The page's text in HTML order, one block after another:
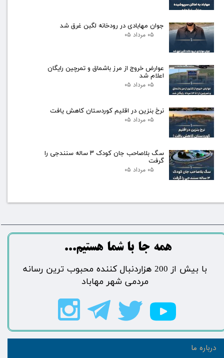
جوان مهابادی در رودخانه لگبن غرق شد
۰۵ مرداد ۰۵
عوارض خروج از مرز باشماق و تمرچین رایگان
اعلام شد
۰۵ مرداد ۰۵
نرخ بنزین در اقلیم کوردستان کاهش یافت
۰۵ مرداد ۰۵
سگ بلاصاحب جان کودک ۳ ساله سنندجی را
گرفت
۰۵ مرداد ۰۵
درباره ما
​​​همه جا با شما هستیم...​​​​​​​​​​​​​​
​با بیش از 200 هزاردنبال کننده محبوب ترین رسانه
مردمی شهر مهاباد​​​​​​​​​​​​​​